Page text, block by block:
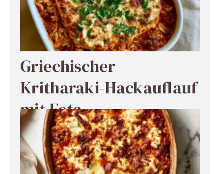
Griechischer
Kritharaki-Hackauflauf
mit Feta